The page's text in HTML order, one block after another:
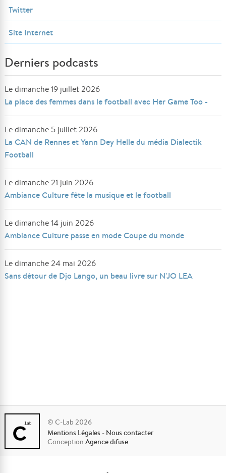
Twitter
Site Internet
Derniers podcasts
Le dimanche 19 juillet 2026
La place des femmes dans le football avec Her Game Too -
Le dimanche 5 juillet 2026
La CAN de Rennes et Yann Dey Helle du média Dialectik
Football
Le dimanche 21 juin 2026
Ambiance Culture fête la musique et le football
Le dimanche 14 juin 2026
Ambiance Culture passe en mode Coupe du monde
Le dimanche 24 mai 2026
Sans détour de Djo Lango, un beau livre sur N'JO LEA
© C-Lab 2026
Mentions Légales - Nous contacter
ConceptionAgence difuse